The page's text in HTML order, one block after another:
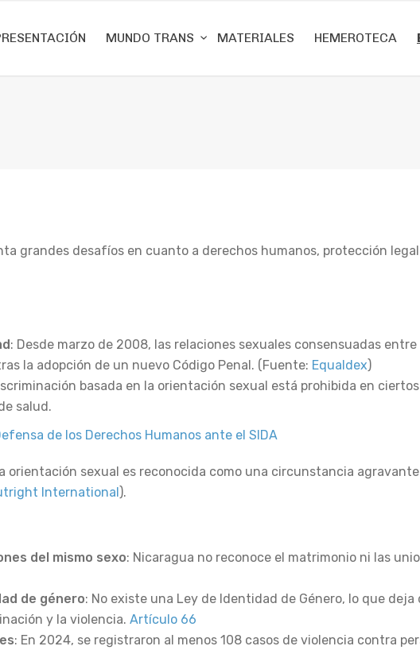
MUNDO TRANS MATERIALES HEMEROTECA
grandes desafíos en cuanto a derechos humanos, protección
: Desde marzo de 2008, las relaciones sexuales consensuadas entre
la adopción de un nuevo Código Penal. (Fuente: Equaldex)
basada en la orientación sexual está prohibida en
salud.
de los Derechos Humanos ante el SIDA
orientación sexual es reconocida como una circunstancia
International).​
del mismo sexo: Nicaragua no reconoce el matrimonio ni las
de género: No existe una Ley de Identidad de Género, lo que
y la violencia. Artículo 66
: En 2024, se registraron al menos 108 casos de violencia contra